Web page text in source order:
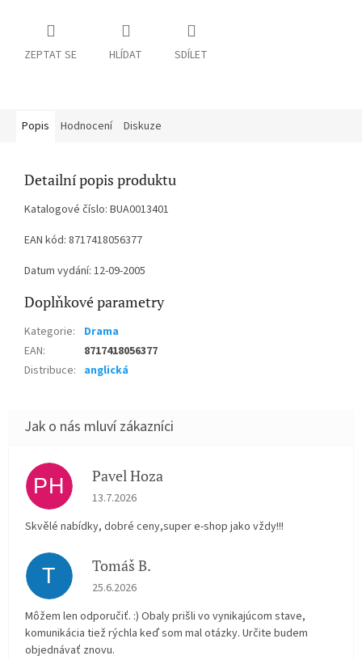
ZEPTAT SE HLÍDAT SDÍLET
Popis Hodnocení Diskuze
Detailní popis produktu
Katalogové číslo: BUA0013401
EAN kód: 8717418056377
Datum vydání: 12-09-2005
Doplňkové parametry
Kategorie:
Drama
EAN:
8717418056377
Distribuce: anglická
PH Pavel Hoza
Hodnocení obchodu je 5 z 5 hvězdiček.
13.7.2026
Skvělé nabídky, dobré ceny,super e-shop jako vždy!!!
T Tomáš B.
Hodnocení obchodu je 5 z 5 hvězdiček.
25.6.2026
Môžem len odporučiť. :) Obaly prišli vo vynikajúcom stave,
komunikácia tiež rýchla keď som mal otázky. Určite budem
objednávať znovu.